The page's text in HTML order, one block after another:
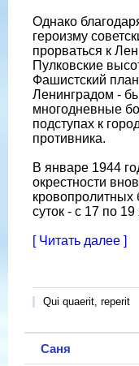
Однако
героизму
прорваться к
Пулковские
Фашистский
Ленинградом -
многодневные
подступах к
противника.
В январе 1944
окрестности
кровопролитных
суток - с 17 по
[ Читать далее ]
Qui quaerit, reperit
Саня